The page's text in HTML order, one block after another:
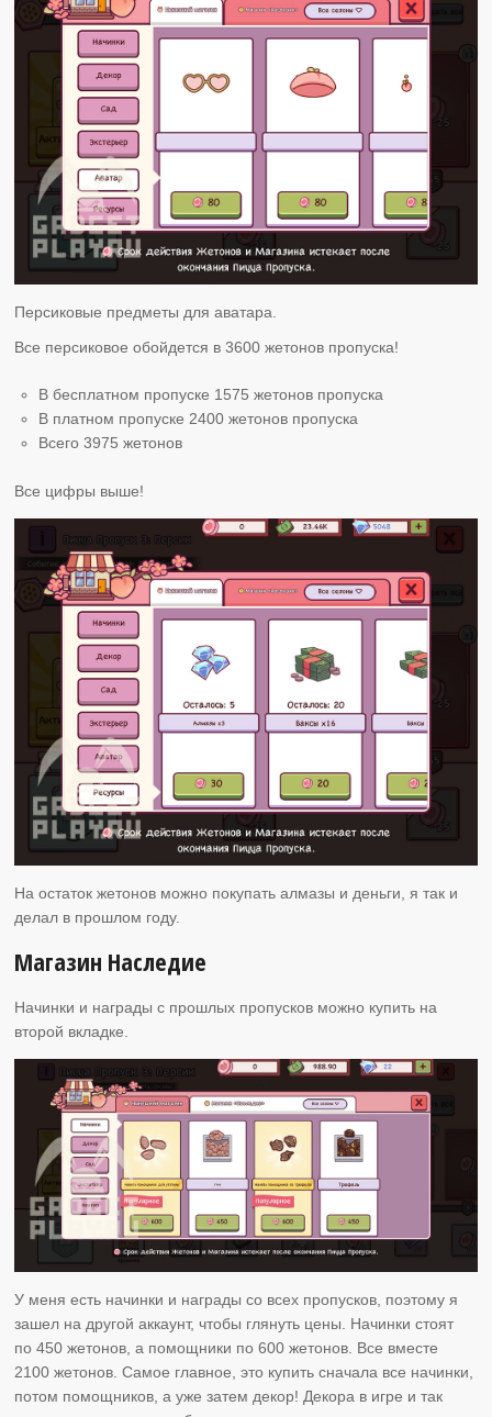
Персиковые предметы для аватара.
Все персиковое обойдется в 3600 жетонов пропуска!
В бесплатном пропуске 1575 жетонов пропуска
В платном пропуске 2400 жетонов пропуска
Всего 3975 жетонов
Все цифры выше!
На остаток жетонов можно покупать алмазы и деньги, я так и
делал в прошлом году.
Магазин Наследие
Начинки и награды с прошлых пропусков можно купить на
второй вкладке.
У меня есть начинки и награды со всех пропусков, поэтому я
зашел на другой аккаунт, чтобы глянуть цены. Начинки стоят
по 450 жетонов, а помощники по 600 жетонов. Все вместе
2100 жетонов. Самое главное, это купить сначала все начинки,
потом помощников, а уже затем декор! Декора в игре и так